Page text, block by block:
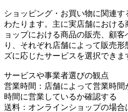
ショッピング・お買い物に関連
わたります。主に実店舗におけ
ョップにおける商品の販売、顧
り、それぞれ店舗によって販売
ズに応じたサービスを選択できま
サービスや事業者選びの観点
営業時間：店舗によって営業時
時間に営業しているか確認する
送料：オンラインショップの場